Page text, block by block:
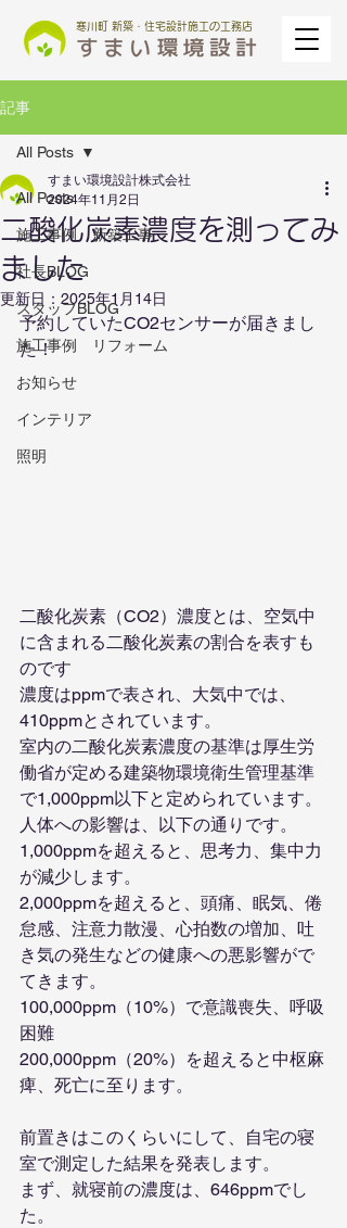
寒川町 新築・住宅設計施工の工務店
記事
All Posts
施工事例 新築工事
社長BLOG
スタッフBLOG
施工事例 リフォーム
お知らせ
インテリア
照明
All Posts
二酸化炭素濃度を測ってみ
ました
すまい環境設計株式会社
2024年11月2日
更新日： 2025年1月14日
予約していたCO2センサーが届きまし
た！
二酸化炭素（CO2）濃度とは、空気中
に含まれる二酸化炭素の割合を表すも
のです
濃度はppmで表され、大気中では、
410ppmとされています。
室内の二酸化炭素濃度の基準は厚生労
働省が定める建築物環境衛生管理基準
で1,000ppm以下と定められています。
人体への影響は、以下の通りです。
1,000ppmを超えると、思考力、集中力
が減少します。
2,000ppmを超えると、頭痛、眠気、倦
怠感、注意力散漫、心拍数の増加、吐
き気の発生などの健康への悪影響がで
てきます。
100,000ppm（10%）で意識喪失、呼吸
困難
200,000ppm（20%）を超えると中枢麻
痺、死亡に至ります。
前置きはこのくらいにして、自宅の寝
室で測定した結果を発表します。
まず、就寝前の濃度は、646ppmでし
た。